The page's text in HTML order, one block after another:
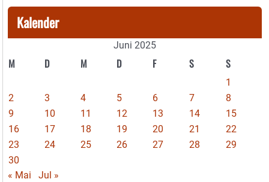
Kalender
Juni 2025
M D M D F S S
1
2
3 4 5 6 7
8
9
10 11 12 13 14
15
16
17 18 19 20 21
22
23
24 25 26 27 28
29
30
« Mai
Jul »